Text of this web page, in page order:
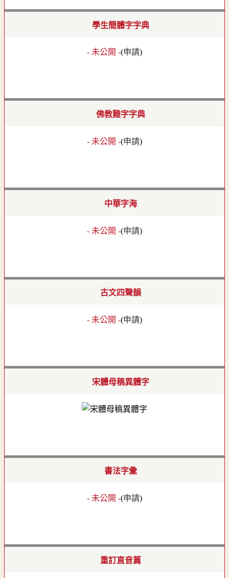
學生簡體字字典
- 未公開 -(申請)
佛教難字字典
- 未公開 -(申請)
中華字海
- 未公開 -(申請)
古文四聲韻
- 未公開 -(申請)
宋體母稿異體字
書法字彙
- 未公開 -(申請)
重訂直音篇